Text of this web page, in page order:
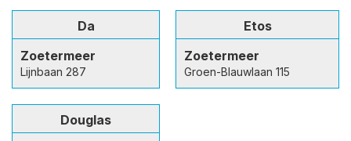
Da
Zoetermeer
Lijnbaan 287
Etos
Zoetermeer
Groen-Blauwlaan 115
Douglas